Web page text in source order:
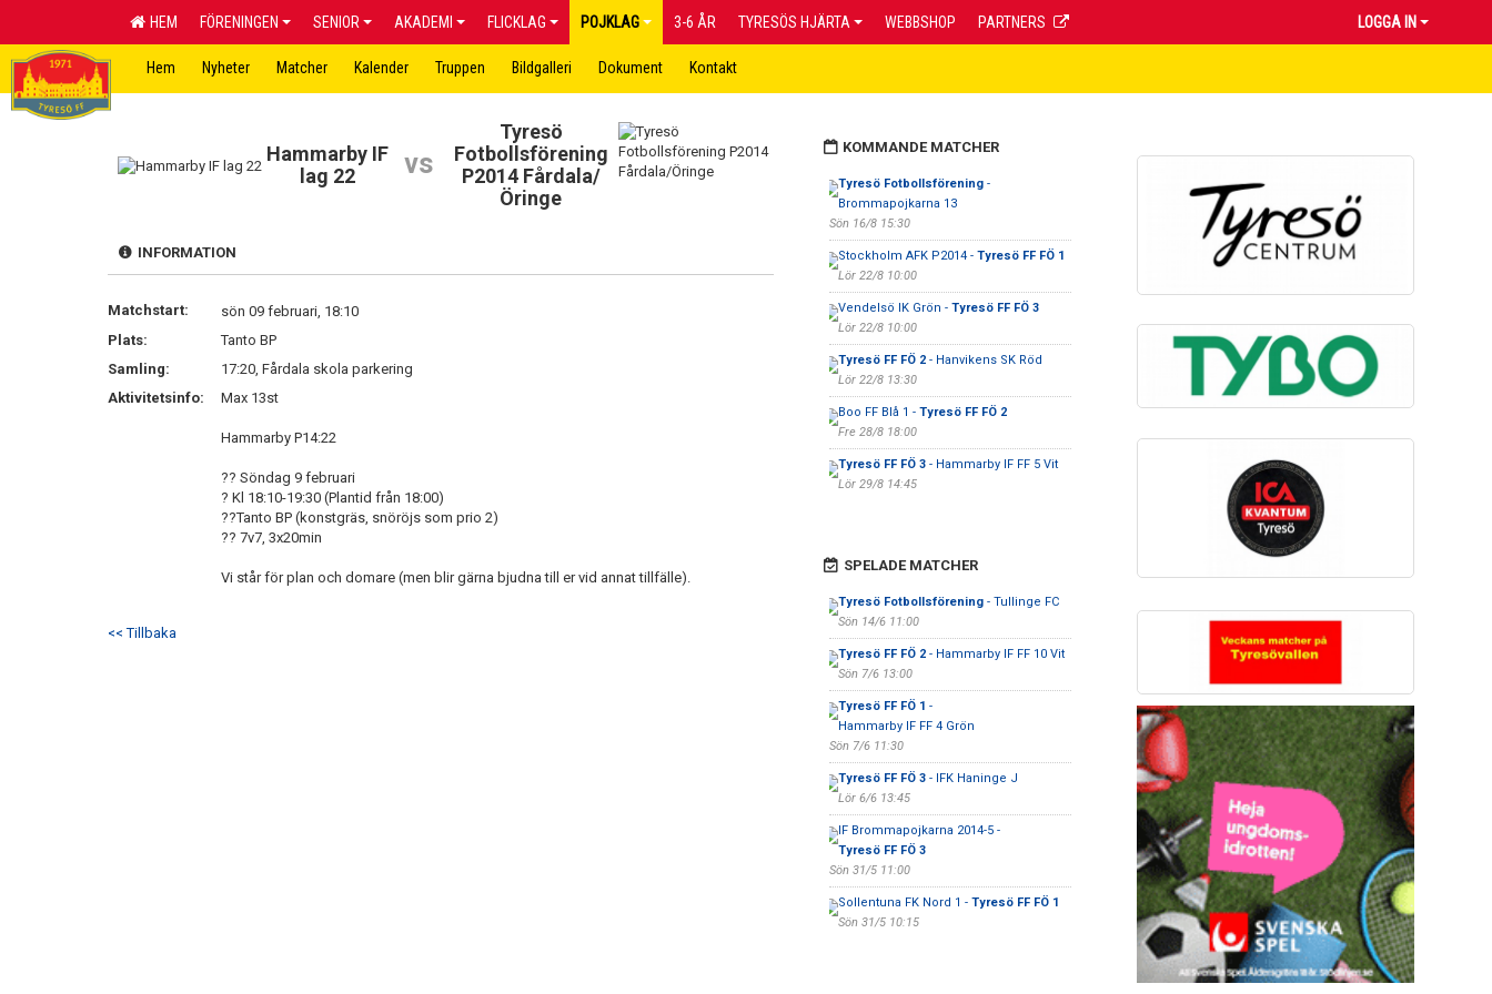
HEM FÖRENINGEN SENIOR AKADEMI FLICKLAG POJKLAG 3-6 ÅR TYRESÖS HJÄRTA WEBBSHOP PARTNERS LOGGA IN
Hem Nyheter Matcher Kalender Truppen Bildgalleri Dokument Kontakt
Hammarby IF
lag 22
vs
Tyresö
Fotbollsförening
P2014 Fårdala/
Öringe
INFORMATION
Matchstart:
sön 09 februari, 18:10
Plats:
Tanto BP
Samling:
17:20, Fårdala skola parkering
Aktivitetsinfo:
Max 13st
Hammarby P14:22
?? Söndag 9 februari
? Kl 18:10-19:30 (Plantid från 18:00)
??Tanto BP (konstgräs, snöröjs som prio 2)
?? 7v7, 3x20min
Vi står för plan och domare (men blir gärna bjudna till er vid annat tillfälle).
<< Tillbaka
KOMMANDE MATCHER
Tyresö Fotbollsförening-
Brommapojkarna 13
Sön 16/8 15:30
Stockholm AFK P2014 - Tyresö FF FÖ 1
Lör 22/8 10:00
Vendelsö IK Grön - Tyresö FF FÖ 3
Lör 22/8 10:00
Tyresö FF FÖ 2- Hanvikens SK Röd
Lör 22/8 13:30
Boo FF Blå 1 - Tyresö FF FÖ 2
Fre 28/8 18:00
Tyresö FF FÖ 3- Hammarby IF FF 5 Vit
Lör 29/8 14:45
SPELADE MATCHER
Tyresö Fotbollsförening- Tullinge FC
Sön 14/6 11:00
Tyresö FF FÖ 2- Hammarby IF FF 10 Vit
Sön 7/6 13:00
Tyresö FF FÖ 1 -
Hammarby IF FF 4 Grön
Sön 7/6 11:30
Tyresö FF FÖ 3- IFK Haninge J
Lör 6/6 13:45
IF Brommapojkarna 2014-5 -
Tyresö FF FÖ 3
Sön 31/5 11:00
Sollentuna FK Nord 1 - Tyresö FF FÖ 1
Sön 31/5 10:15